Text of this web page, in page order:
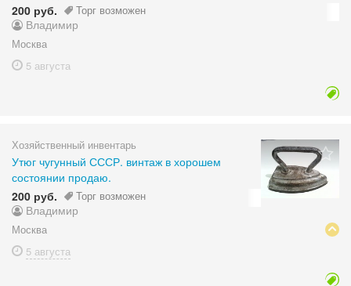
200 руб.
Торг возможен
Владимир
Москва
5 августа
Хозяйственный инвентарь
Утюг чугунный СССР. винтаж в хорошем
состоянии продаю.
200 руб.
Торг возможен
Владимир
Москва
5 августа